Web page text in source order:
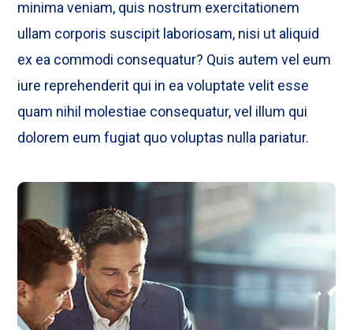
minima veniam, quis nostrum exercitationem
ullam corporis suscipit laboriosam, nisi ut aliquid
ex ea commodi consequatur? Quis autem vel eum
iure reprehenderit qui in ea voluptate velit esse
quam nihil molestiae consequatur, vel illum qui
dolorem eum fugiat quo voluptas nulla pariatur.